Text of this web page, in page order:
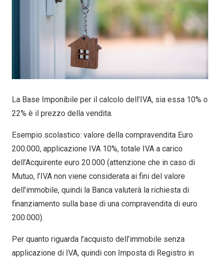
La Base Imponibile per il calcolo dell’IVA, sia essa 10% o
22% è il prezzo della vendita.
Esempio scolastico: valore della compravendita Euro
200.000, applicazione IVA 10%, totale IVA a carico
dell’Acquirente euro 20.000 (attenzione che in caso di
Mutuo, l’IVA non viene considerata ai fini del valore
dell’immobile, quindi la Banca valuterà la richiesta di
finanziamento sulla base di una compravendita di euro
200.000).
Per quanto riguarda l’acquisto dell’immobile senza
applicazione di IVA, quindi con Imposta di Registro in